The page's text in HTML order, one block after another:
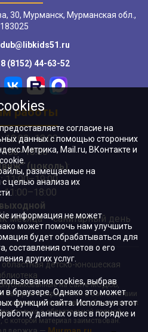
30, Мурманск, Мурманская обл.,
183025
8 (8152) 44-63-52
работы
10:00–18:00
(цоколь):
:11:00–19:00
11:00–18:00
месяца – санитарный день
детско-юношеская
на сайте МОДЮБ,
и охраняются в соответствии
материалов, опубликованных
только с обязательной прямой
с которой материал заимствован.
согласие на
данных с помощью сторонних
Mail.ru, ВКонтакте и
размещаемые на
целью анализа их
информация не может
может помочь нам улучшить
будет обрабатываться для
составления отчетов о его
других услуг.
cookies, выбрав
в браузере. Однако это может
функций сайта. Используя этот
данных о вас в порядке и